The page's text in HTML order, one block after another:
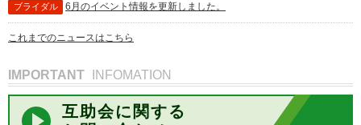
ブライダル 6月のイベント情報を更新しました。
これまでのニュースはこちら
IMPORTANT INFOMATION
互助会に関する